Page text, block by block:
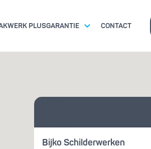
PLUSGARANTIE
KENNISBANK
CONTACT
Vraag je
Bijko Schilderwerken